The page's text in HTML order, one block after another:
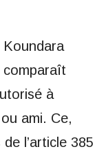
comparaît
à
ami. Ce,
l’article 385